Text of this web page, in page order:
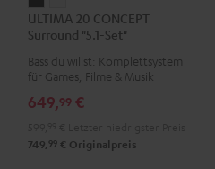
20
CONCEPT
Surround
Set"
20
CONCEPT
Surround
"5.1-
Set"
ULTIMA 20 CONCEPT
Surround "5.1-Set"
Bass du willst: Komplettsystem
für Games, Filme & Musik
649,99 €
749, 99 € Originalpreis